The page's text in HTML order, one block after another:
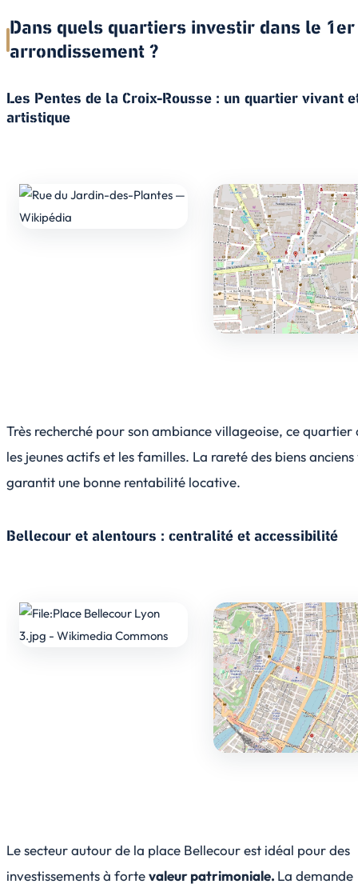
Dans quels quartiers investir dans le 1er
arrondissement ?
Les Pentes de la Croix-Rousse : un quartier vivant
artistique
Très recherché pour son ambiance villageoise, ce quartier
les jeunes actifs et les familles. La rareté des biens anciens
garantit une bonne rentabilité locative.
Bellecour et alentours : centralité et accessibilité
Le secteur autour de la place Bellecour est idéal pour des
investissements à fortevaleur patrimoniale. La demande